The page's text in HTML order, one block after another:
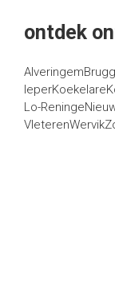
ontdek
Alveringem
IeperKoekelare
Lo-Reninge
VleterenWervik